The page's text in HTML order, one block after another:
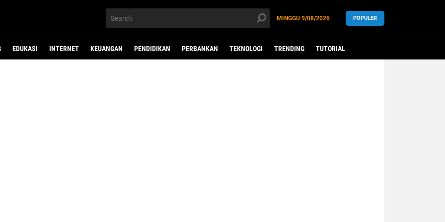
MINGGU 9/08/2026 POPULER
EDUKASI INTERNET KEUANGAN PENDIDIKAN PERBANKAN TEKNOLOGI TRENDING TUTORIAL